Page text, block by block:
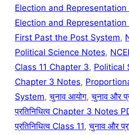
Election and Representation
Election and
First Past the Post System,
Political Science Notes,
Class 11 Chapter 3, Political
Chapter 3 Notes,
System,चुनाव आयोग,चुनाव और
प्रतिनिधित्व Chapter 3 Notes
प्रतिनिधित्व Class 11,चुनाव और